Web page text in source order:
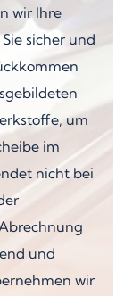
wir Ihre
sicher und
um
im
nicht bei
und
wir